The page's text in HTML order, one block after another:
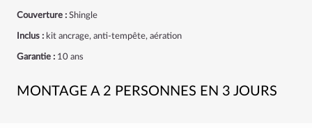
Couverture : Shingle
Inclus : kit ancrage, anti-tempête, aération
Garantie : 10 ans
MONTAGE A 2 PERSONNES EN 3 JOURS